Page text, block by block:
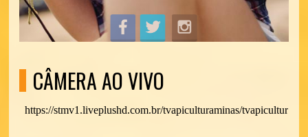
CÂMERA AO VIVO